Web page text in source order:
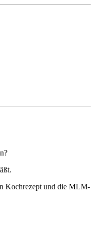
Kochrezept und die MLM-